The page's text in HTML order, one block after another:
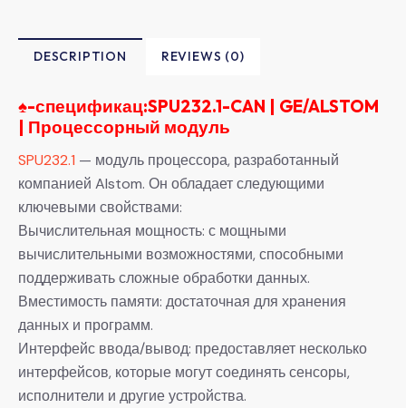
DESCRIPTION REVIEWS (0)
♠-спецификац:SPU232.1-CAN | GE/ALSTOM
| Процессорный модуль
SPU232.1 — модуль процессора, разработанный
компанией Alstom. Он обладает следующими
ключевыми свойствами:
Вычислительная мощность: с мощными
вычислительными возможностями, способными
поддерживать сложные обработки данных.
Вместимость памяти: достаточная для хранения
данных и программ.
Интерфейс ввода/вывод: предоставляет несколько
интерфейсов, которые могут соединять сенсоры,
исполнители и другие устройства.